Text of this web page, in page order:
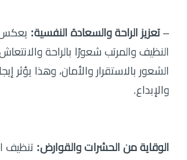
– تعزيز الراحة والسعادة النفسية: يعكس
النظيف والمرتب شعورًا بالراحة
الشعور بالاستقرار والأمان، وهذا يؤثر
والإبداع.
الوقاية من الحشرات والقوارض: تنظيف